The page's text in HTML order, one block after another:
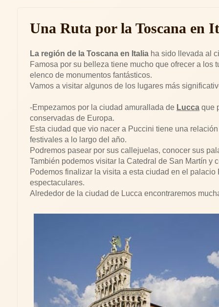
Una Ruta por la Toscana en
La región de la Toscana en Italia ha sido llevada al
Famosa por su belleza tiene mucho que ofrecer a los
elenco de monumentos fantásticos.
Vamos a visitar algunos de los lugares más
-Empezamos por la ciudad amurallada de Lucca que
conservadas de Europa.
Esta ciudad que vio nacer a Puccini tiene una
festivales a lo largo del año.
Podremos pasear por sus callejuelas, conocer sus
También podemos visitar la Catedral de San Martín y
Podemos finalizar la visita a esta ciudad en el
espectaculares.
Alrededor de la ciudad de Lucca encontraremos